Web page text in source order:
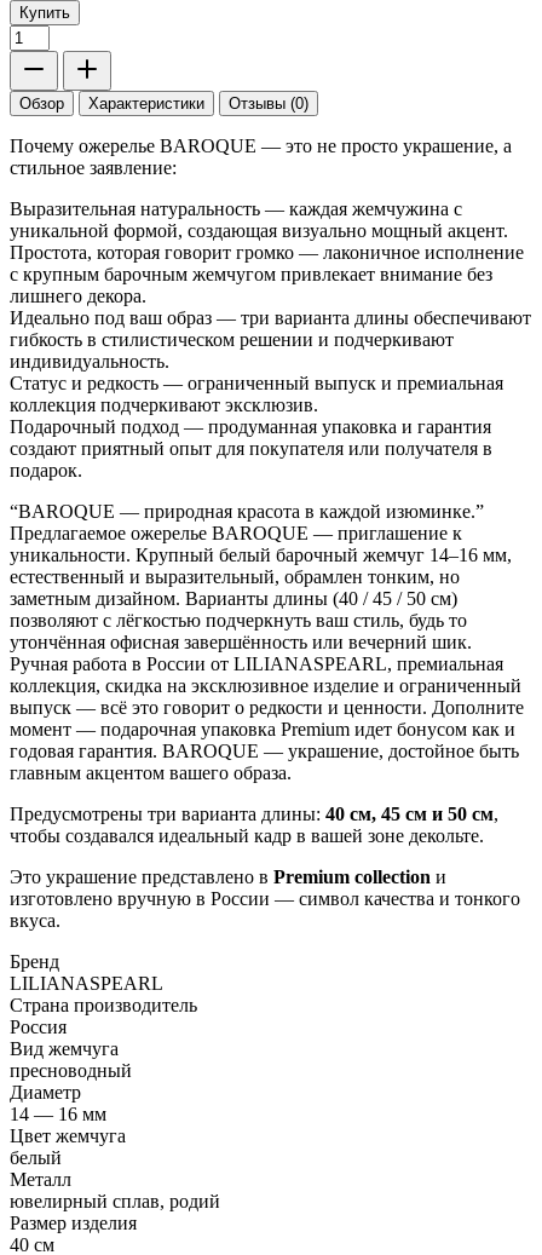
Купить
Обзор Характеристики Отзывы (0)
Почему ожерелье BAROQUE — это не просто украшение, а
стильное заявление:
Выразительная натуральность — каждая жемчужина с
уникальной формой, создающая визуально мощный акцент.
Простота, которая говорит громко — лаконичное исполнение
с крупным барочным жемчугом привлекает внимание без
лишнего декора.
Идеально под ваш образ — три варианта длины обеспечивают
гибкость в стилистическом решении и подчеркивают
индивидуальность.
Статус и редкость — ограниченный выпуск и премиальная
коллекция подчеркивают эксклюзив.
Подарочный подход — продуманная упаковка и гарантия
создают приятный опыт для покупателя или получателя в
подарок.
“BAROQUE — природная красота в каждой изюминке.”
Предлагаемое ожерелье BAROQUE — приглашение к
уникальности. Крупный белый барочный жемчуг 14–16 мм,
естественный и выразительный, обрамлен тонким, но
заметным дизайном. Варианты длины (40 / 45 / 50 см)
позволяют с лёгкостью подчеркнуть ваш стиль, будь то
утончённая офисная завершённость или вечерний шик.
Ручная работа в России от LILIANASPEARL, премиальная
коллекция, скидка на эксклюзивное изделие и ограниченный
выпуск — всё это говорит о редкости и ценности. Дополните
момент — подарочная упаковка Premium идет бонусом как и
годовая гарантия. BAROQUE — украшение, достойное быть
главным акцентом вашего образа.
Предусмотрены три варианта длины: 40 см, 45 см и 50 см,
чтобы создавался идеальный кадр в вашей зоне декольте.
Это украшение представлено в Premium collection и
изготовлено вручную в России — символ качества и тонкого
вкуса.
Бренд
LILIANASPEARL
Страна производитель
Россия
Вид жемчуга
пресноводный
Диаметр
14 — 16 мм
Цвет жемчуга
белый
Металл
ювелирный сплав, родий
Размер изделия
40 см